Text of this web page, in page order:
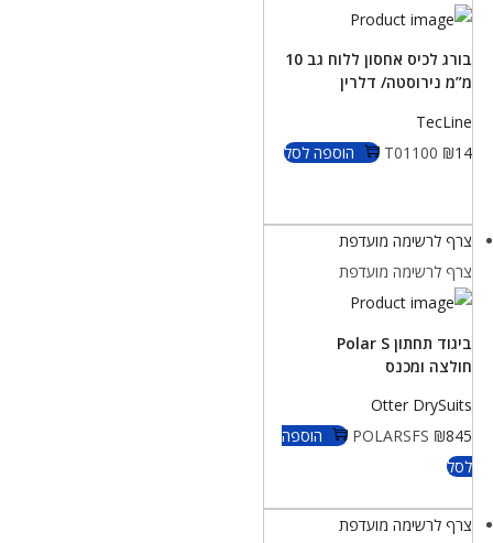
בורג לכיס אחסון ללוח גב 10
מ”מ נירוסטה/ דלרין
TecLine
T01100 ₪14 הוספה לסל
צרף לרשימה מועדפת
צרף לרשימה מועדפת
ביגוד תחתון Polar S
חולצה ומכנס
Otter DrySuits
POLARSFS ₪845
הוספה
לסל
צרף לרשימה מועדפת